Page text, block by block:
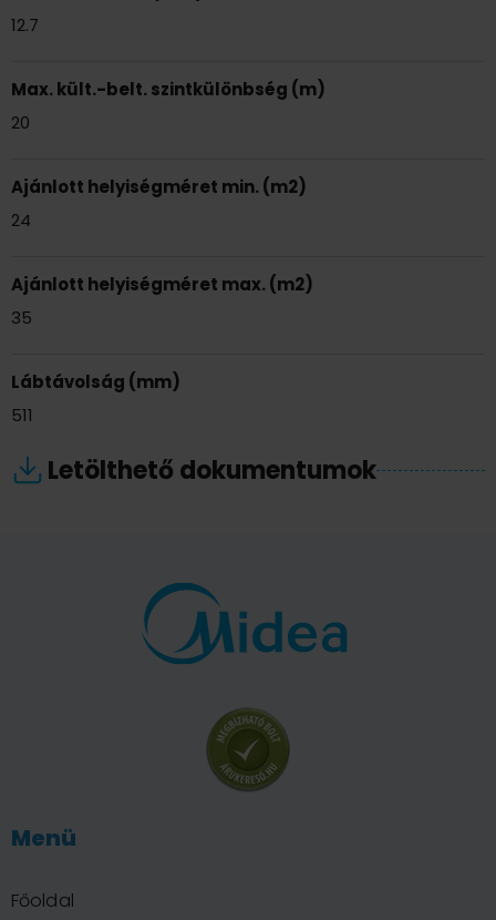
12.7
Max. kült.-belt. szintkülönbség (m)
20
Ajánlott helyiségméret min. (m2)
24
Ajánlott helyiségméret max. (m2)
35
Lábtávolság (mm)
511
Letölthető dokumentumok
Menü
Főoldal